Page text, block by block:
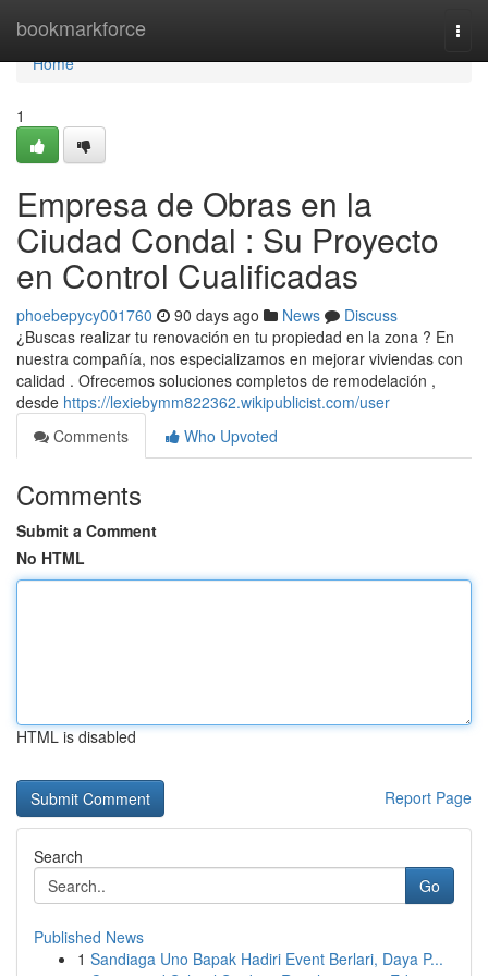
bookmarkforce
Home
Home
1
Empresa de Obras en la
Ciudad Condal : Su Proyecto
en Control Cualificadas
phoebepycy001760 90 days ago News
Discuss
¿Buscas realizar tu renovación en tu propiedad en la zona ? En
nuestra compañía, nos especializamos en mejorar viviendas con
calidad . Ofrecemos soluciones completos de remodelación ,
desde https://lexiebymm822362.wikipublicist.com/user
Comments
Who Upvoted
Comments
Submit a Comment
No HTML
HTML is disabled
Report Page
Search
Go
Published News
1 Sandiaga Uno Bapak Hadiri Event Berlari, Daya P...